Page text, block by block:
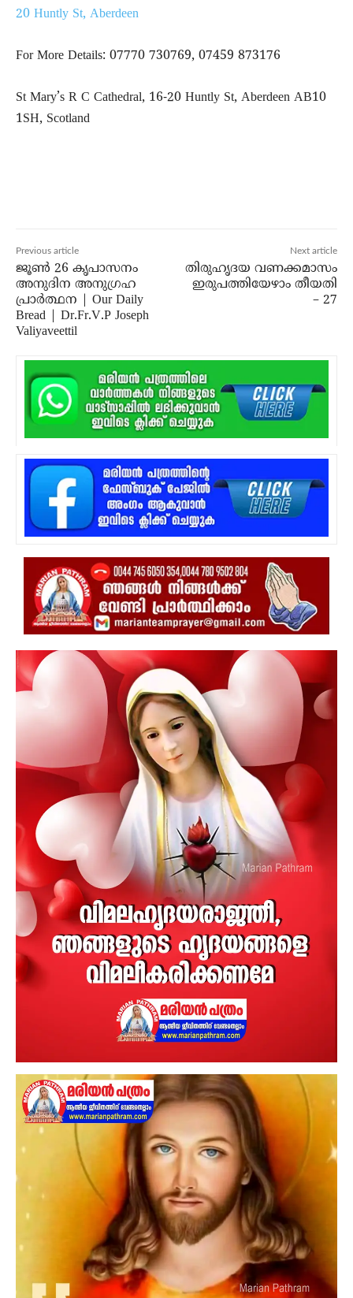
20 Huntly St, Aberdeen
For More Details: 07770 730769, 07459 873176
St Mary’s R C Cathedral, 16-20 Huntly St, Aberdeen AB10
1SH, Scotland
Previous article
ജൂൺ 26 കൃപാസനം
അനുദിന അനുഗ്രഹ
പ്രാർത്ഥന | Our Daily
Bread | Dr.Fr.V.P Joseph
Valiyaveettil
Next article
തിരുഹൃദയ വണക്കമാസം
ഇരുപത്തിയേഴാം തീയതി
– 27